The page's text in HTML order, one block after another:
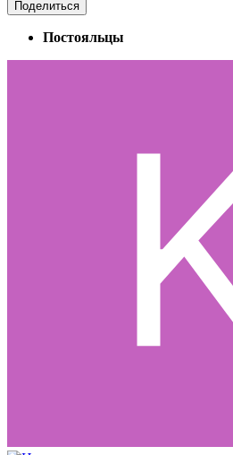
Поделиться
Постояльцы